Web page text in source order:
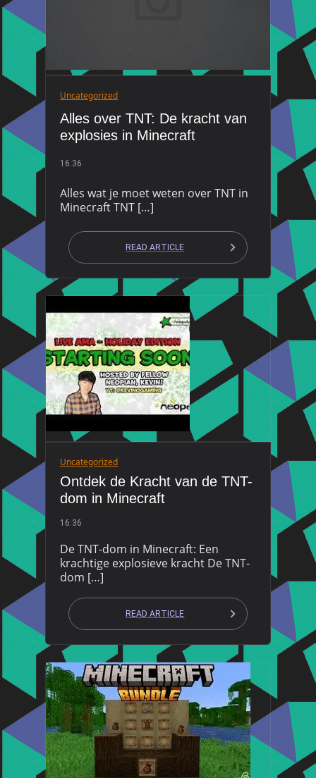
Uncategorized
Alles over TNT: De kracht van
explosies in Minecraft
16:36
Alles wat je moet weten over TNT in
Minecraft TNT […]
READ ARTICLE
Uncategorized
Ontdek de Kracht van de TNT-
dom in Minecraft
16:36
De TNT-dom in Minecraft: Een
krachtige explosieve kracht De TNT-
dom […]
READ ARTICLE